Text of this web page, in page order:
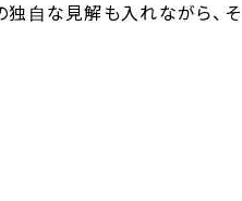
独自な見解も入れながら、そ